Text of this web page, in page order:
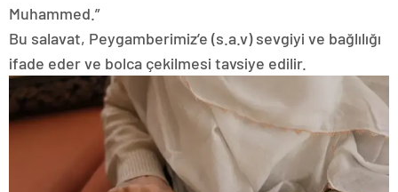
Muhammed.”
Bu salavat, Peygamberimiz’e (s.a.v) sevgiyi ve bağlılığı
ifade eder ve bolca çekilmesi tavsiye edilir.